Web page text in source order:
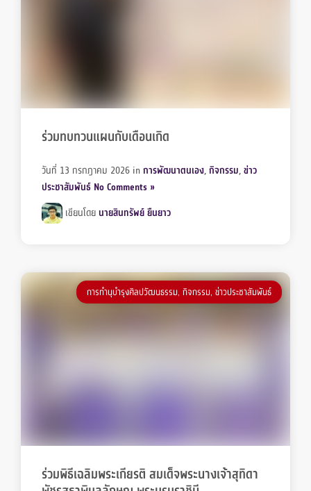
ร่วมทบทวนแผนกับเดือนเกิด
วันที่ 13 กรกฎาคม 2026 inการพัฒนาตนเอง,กิจกรรม,ข่าว
ประชาสัมพันธ์ No Comments »
เขียนโดย นายสินทรัพย์ ยืนยาว
การทำนุบำรุงศิลปวัฒนธรรม, กิจกรรม, ข่าวประชาสัมพันธ์
ร่วมพิธีเฉลิมพระเกียรติ สมเด็จพระนางเจ้าสุทิดา